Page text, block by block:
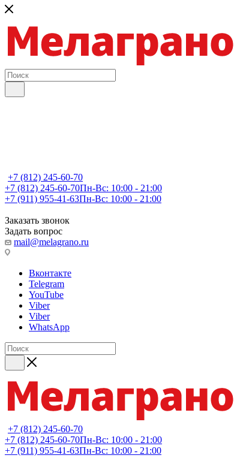
+7 (812) 245-60-70
+7 (812) 245-60-70Пн-Вс: 10:00 - 21:00
+7 (911) 955-41-63Пн-Вс: 10:00 - 21:00
Заказать звонок
Задать вопрос
mail@melagrano.ru
Вконтакте
Telegram
YouTube
Viber
Viber
WhatsApp
+7 (812) 245-60-70
+7 (812) 245-60-70Пн-Вс: 10:00 - 21:00
+7 (911) 955-41-63Пн-Вс: 10:00 - 21:00